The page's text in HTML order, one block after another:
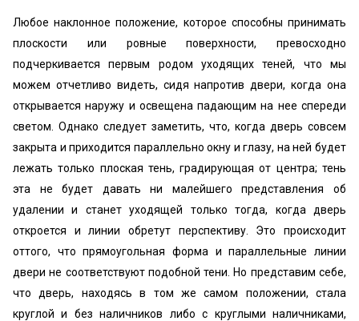
Любое наклонное положение, которое способны принимать
плоскости или ровные поверхности, превосходно
подчеркивается первым родом уходящих теней, что мы
можем отчетливо видеть, сидя напротив двери, когда она
открывается наружу и освещена падающим на нее спереди
светом. Однако следует заметить, что, когда дверь совсем
закрыта и приходится параллельно окну и глазу, на ней будет
лежать только плоская тень, градирующая от центра; тень
эта не будет давать ни малейшего представления об
удалении и станет уходящей только тогда, когда дверь
откроется и линии обретут перспективу. Это происходит
оттого, что прямоугольная форма и параллельные линии
двери не соответствуют подобной тени. Но представим себе,
что дверь, находясь в том же самом положении, стала
круглой и без наличников либо с круглыми наличниками,